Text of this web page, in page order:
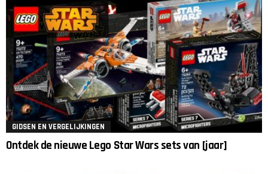
GIDSEN EN VERGELIJKINGEN
Ontdek de nieuwe Lego Star Wars sets van [jaar]